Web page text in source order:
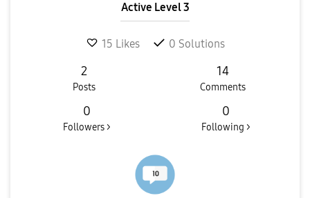
Active Level 3
15 Likes 0 Solutions
2
Posts
14
Comments
0
Followers >
0
Following >